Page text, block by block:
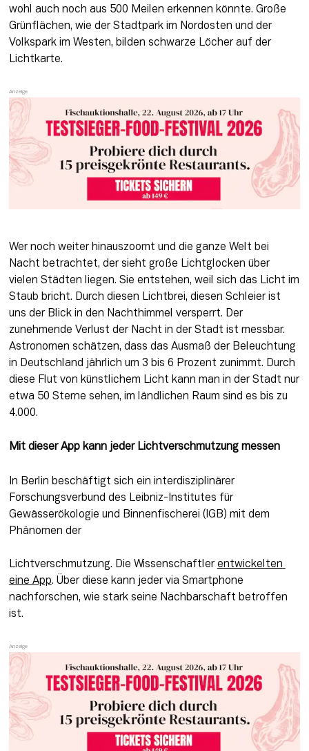
wohl auch noch aus 500 Meilen erkennen könnte. Große
Grünflächen, wie der Stadtpark im Nordosten und der
Volkspark im Westen, bilden schwarze Löcher auf der
Lichtkarte.
Wer noch weiter hinauszoomt und die ganze Welt bei
Nacht betrachtet, der sieht große Lichtglocken über
vielen Städten liegen. Sie entstehen, weil sich das Licht im
Staub bricht. Durch diesen Lichtbrei, diesen Schleier ist
uns der Blick in den Nachthimmel versperrt. Der
zunehmende Verlust der Nacht in der Stadt ist messbar.
Astronomen schätzen, dass das Ausmaß der Beleuchtung
in Deutschland jährlich um 3 bis 6 Prozent zunimmt. Durch
diese Flut von künstlichem Licht kann man in der Stadt nur
etwa 50 Sterne sehen, im ländlichen Raum sind es bis zu
4.000.
Mit dieser App kann jeder Lichtverschmutzung messen
In Berlin beschäftigt sich ein interdisziplinärer
Forschungsverbund des Leibniz-Institutes für
Gewässerökologie und Binnenfischerei (IGB) mit dem
Phänomen der
Lichtverschmutzung. Die Wissenschaftler entwickelten
eine App. Über diese kann jeder via Smartphone
nachforschen, wie stark seine Nachbarschaft betroffen
ist.